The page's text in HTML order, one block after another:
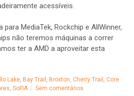
acessíveis.
MediaTek, Rockchip e AllWinner,
não teremos máquinas a correr
ter a AMD a aproveitar esta
Lake, Bay Trail , Broxton, Cherry Trail , Core
, SoFIA Sem comentários